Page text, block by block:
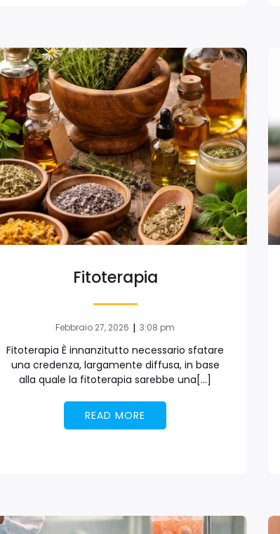
Fitoterapia
Febbraio 27, 2026 | 3:08 pm
Fitoterapia È innanzitutto necessario sfatare
una credenza, largamente diffusa, in base
alla quale la fitoterapia sarebbe una[…]
READ MORE